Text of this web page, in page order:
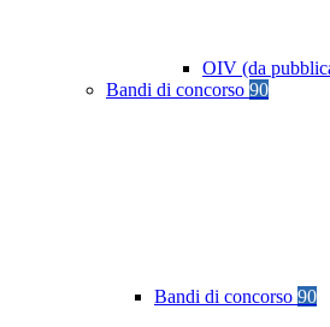
OIV (da
Bandi di concorso 90
Bandi di concorso 90